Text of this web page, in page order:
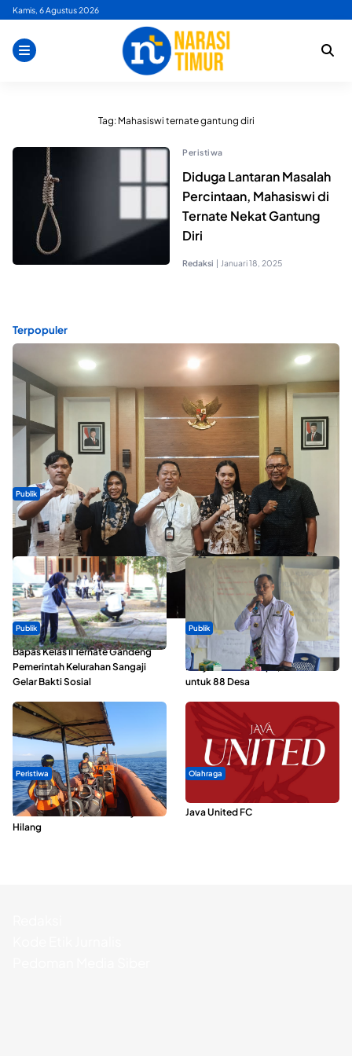
Skip
content
Kamis, 6 Agustus 2026
Tag: Mahasiswi ternate gantung diri
Peristiwa
Diduga Lantaran Masalah
Percintaan, Mahasiswi di
Ternate Nekat Gantung
Diri
Redaksi | Januari 18, 2025
Terpopuler
Publik
Dua Talenta Muda Ternate Wakili Maluku Utara di Gita Bahana
Nusantara 2026
Publik
Bapas Kelas II Ternate Gandeng
Pemerintah Kelurahan Sangaji
Gelar Bakti Sosial
Publik
ABDESI Morotai Apresiasi
Penyaluran ADD Rp3,13 Miliar
untuk 88 Desa
Peristiwa
Dua Longboat Bertabrakan di
Perairan Taliabu, Satu Nelayan
Hilang
Olahraga
Dari Malut United Berubah Jadi
Java United FC